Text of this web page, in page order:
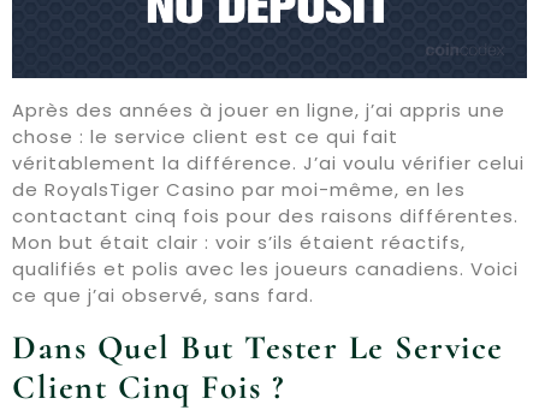
Après des années à jouer en ligne, j’ai appris une
chose : le service client est ce qui fait
véritablement la différence. J’ai voulu vérifier celui
de RoyalsTiger Casino par moi-même, en les
contactant cinq fois pour des raisons différentes.
Mon but était clair : voir s’ils étaient réactifs,
qualifiés et polis avec les joueurs canadiens. Voici
ce que j’ai observé, sans fard.
Dans Quel But Tester Le Service
Client Cinq Fois ?